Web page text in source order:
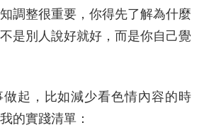
調整很重要，你得先了解為什麼
是別人說好就好，而是你自己覺
起，比如減少看色情內容的時
的實踐清單：